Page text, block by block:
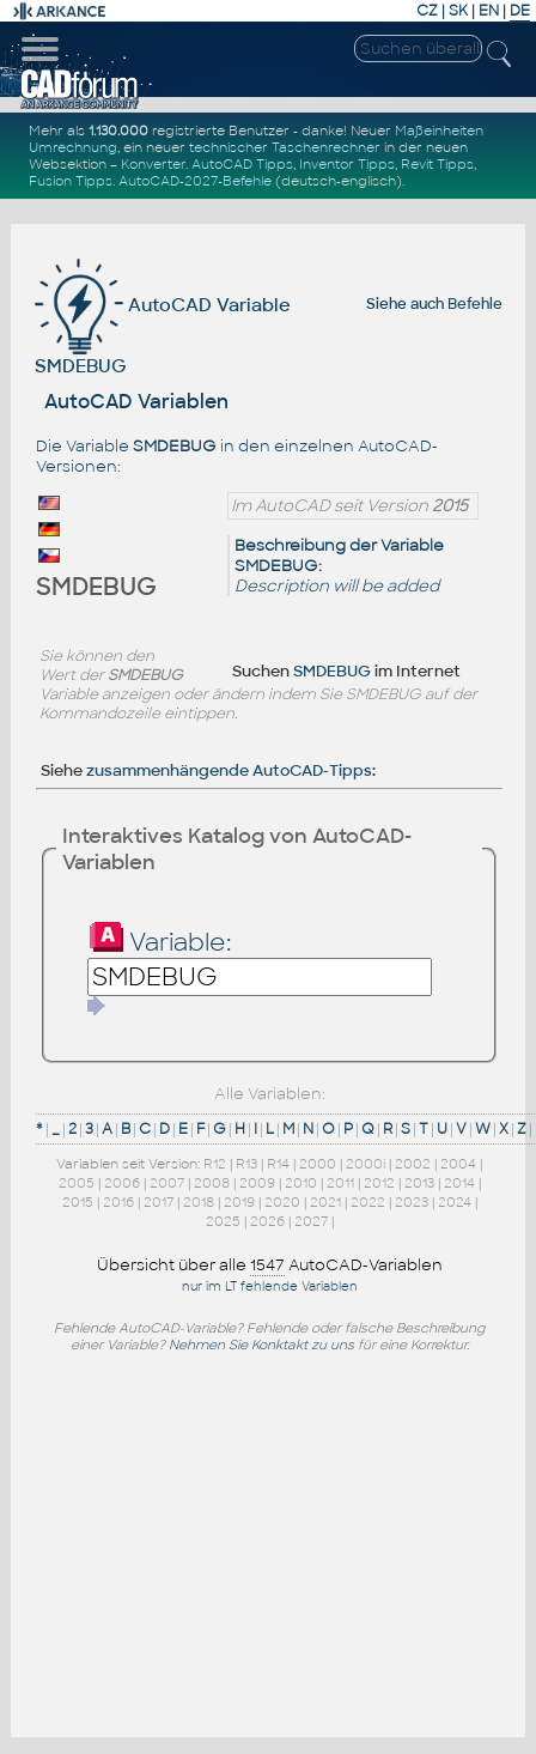
CZ | SK| EN | DE
Mehr als1.130.000 registrierte Benutzer - danke! Neuer Maßeinheiten
Umrechnung, ein neuertechnischer Taschenrechner in der neuen
Websektion – Konverter.AutoCAD Tipps, Inventor Tipps, Revit Tipps,
Fusion Tipps.AutoCAD-2027-Befehle (deutsch-englisch).
Siehe auchBefehle
AutoCAD Variable
SMDEBUG
AutoCAD Variablen
Die Variable SMDEBUGin den einzelnen AutoCAD-
Versionen:
Im AutoCAD seit Version 2015
Beschreibung der Variable
SMDEBUG:
Description will be added
SuchenSMDEBUGim Internet
SMDEBUG
Sie können den
Wert derSMDEBUG
Variable anzeigen oder ändern indem Sie SMDEBUG auf der
Kommandozeile eintippen.
Siehezusammenhängende AutoCAD-Tipps:
Interaktives Katalog von AutoCAD-
Variablen
Variable:
Alle Variablen:
*| _|2|3|A| B|C| D| E| F|G| H | I| L| M| N|O| P|Q| R|S|T| U|V|W|X|Z|
Variablen seit Version: R12 | R13 | R14 | 2000 | 2000i | 2002 | 2004 |
2005 | 2006| 2007| 2008| 2009| 2010 | 2011| 2012 | 2013| 2014|
2015 | 2016| 2017| 2018| 2019| 2020 | 2021| 2022 | 2023| 2024|
2025 | 2026| 2027|
Übersicht über alle 1547 AutoCAD-Variablen
nur im LT fehlende Variablen
Fehlende AutoCAD-Variable? Fehlende oder falsche Beschreibung
einer Variable? Nehmen Sie Konktakt zu unsfür eine Korrektur.